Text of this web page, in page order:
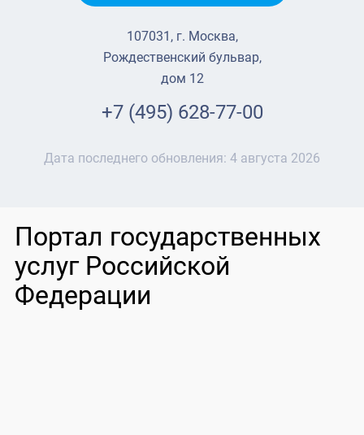
107031, г. Москва,
Рождественский бульвар,
дом 12
+7 (495) 628-77-00
Дата последнего обновления: 4 августа 2026
Портал государственных
услуг Российской
Федерации